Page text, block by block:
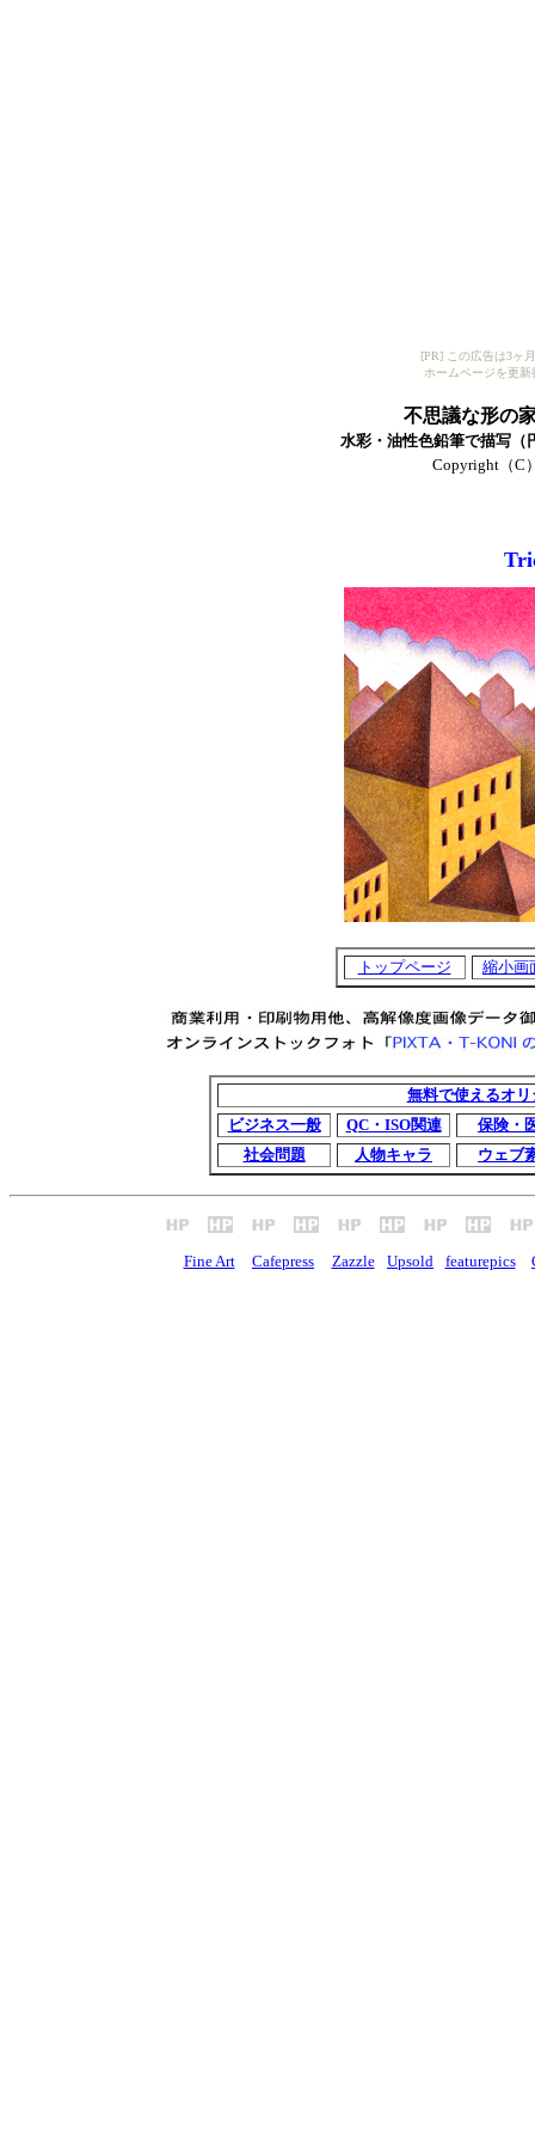
[PR] この広告は3ヶ
ホームページを更
不思議な形の
水彩・油性色鉛筆で描写（
Copyright（C
トップページ 縮小画
無料で使えるオ
ビジネス一般
QC・ISO関連
保険・
社会問題
人物キャラ ウェブ
Fine Art Cafepress Zazzle Upsold featurepics